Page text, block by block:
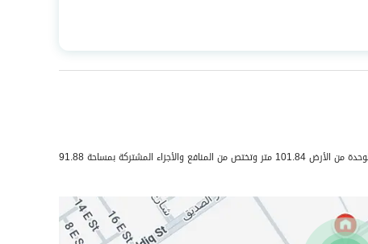
عدد الغرف
6
صرف صحي نعم
حي السويس 1 بمدينة جيزان مساحة الوحدة من الأرض 101.84 متر وتختص من المنافع والأجزاء المشتركة بمساحة 91.88